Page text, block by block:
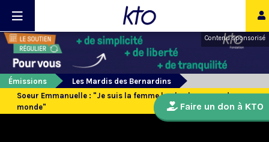
Contenu sponsorisé
Émissions
Les Mardis des Bernardins
Soeur Emmanuelle : "Je suis la femme la plus heureuse du
monde"
Faire un don à KTO